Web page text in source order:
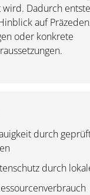
Dadurch
auf
oder konkrete
durch
durch